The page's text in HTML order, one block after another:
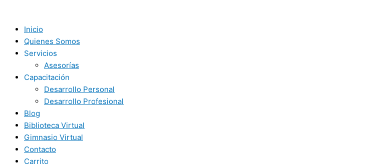
contenido
Inicio
Quienes Somos
Servicios
Asesorías
Capacitación
Desarrollo Personal
Desarrollo Profesional
Blog
Biblioteca Virtual
Gimnasio Virtual
Contacto
Carrito